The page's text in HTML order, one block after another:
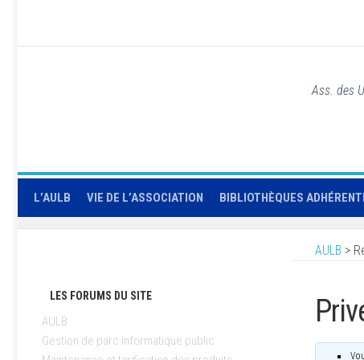
Ass. des
L’AULB VIE DE L’ASSOCIATION BIBLIOTHÈQUES
AULB >
LES FORUMS DU SITE
AULB
Gestion de parc informatique public